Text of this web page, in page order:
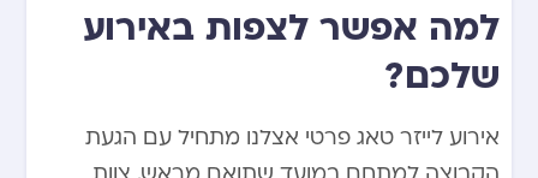
למה אפשר לצפות באירוע
שלכם?
אירוע לייזר טאג פרטי אצלנו מתחיל עם הגעת